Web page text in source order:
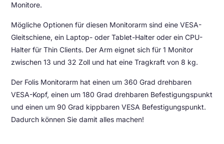
Monitore.
Mögliche Optionen für diesen Monitorarm sind eine VESA-
Gleitschiene, ein Laptop- oder Tablet-Halter oder ein CPU-
Halter für Thin Clients. Der Arm eignet sich für 1 Monitor
zwischen 13 und 32 Zoll und hat eine Tragkraft von 8 kg.
Der Folis Monitorarm hat einen um 360 Grad drehbaren
VESA-Kopf, einen um 180 Grad drehbaren Befestigungspunkt
und einen um 90 Grad kippbaren VESA Befestigungspunkt.
Dadurch können Sie damit alles machen!